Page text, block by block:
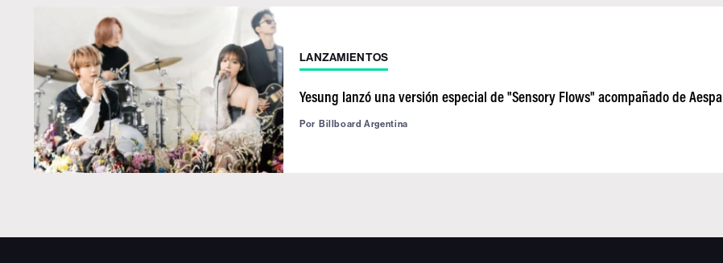
LANZAMIENTOS
Yesung lanzó una versión especial de "Sensory Flows" acompañado de Aespa
Por Billboard Argentina